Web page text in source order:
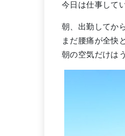
今日は仕事して
朝、出勤してか
まだ腰痛が全快
朝の空気だけは